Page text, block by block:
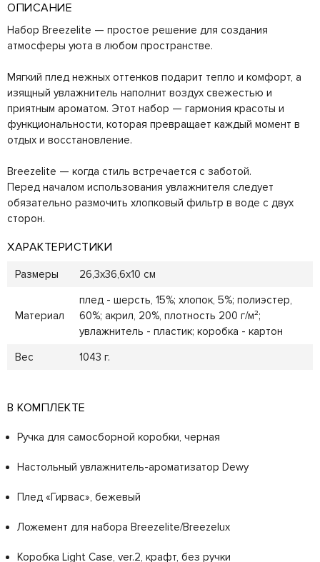
ОПИСАНИЕ
Набор Breezelite — простое решение для создания
атмосферы уюта в любом пространстве.
Мягкий плед нежных оттенков подарит тепло и комфорт, а
изящный увлажнитель наполнит воздух свежестью и
приятным ароматом. Этот набор — гармония красоты и
функциональности, которая превращает каждый момент в
отдых и восстановление.
Breezelite — когда стиль встречается с заботой.
Перед началом использования увлажнителя следует
обязательно размочить хлопковый фильтр в воде с двух
сторон.
ХАРАКТЕРИСТИКИ
Размеры 26,3x36,6x10 см
Материал
плед - шерсть, 15%; хлопок, 5%; полиэстер,
60%; акрил, 20%, плотность 200 г/м²;
увлажнитель - пластик; коробка - картон
Вес
1043 г.
В КОМПЛЕКТЕ
Ручка для самосборной коробки, черная
Настольный увлажнитель-ароматизатор Dewy
Плед «Гирвас», бежевый
Ложемент для набора Breezelite/Breezelux
Коробка Light Case, ver.2, крафт, без ручки